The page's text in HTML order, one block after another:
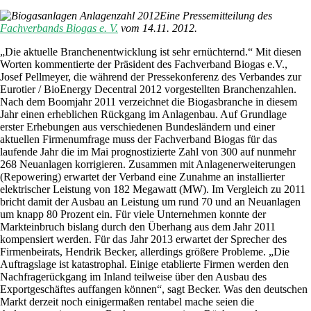
Eine Pressemitteilung des
Fachverbands Biogas e. V. vom 14.11. 2012.
„Die aktuelle Branchenentwicklung ist sehr ernüchternd.“ Mit diesen
Worten kommentierte der Präsident des Fachverband Biogas e.V.,
Josef Pellmeyer, die während der Pressekonferenz des Verbandes zur
Eurotier / BioEnergy Decentral 2012 vorgestellten Branchenzahlen.
Nach dem Boomjahr 2011 verzeichnet die Biogasbranche in diesem
Jahr einen erheblichen Rückgang im Anlagenbau. Auf Grundlage
erster Erhebungen aus verschiedenen Bundesländern und einer
aktuellen Firmenumfrage muss der Fachverband Biogas für das
laufende Jahr die im Mai prognostizierte Zahl von 300 auf nunmehr
268 Neuanlagen korrigieren. Zusammen mit Anlagenerweiterungen
(Repowering) erwartet der Verband eine Zunahme an installierter
elektrischer Leistung von 182 Megawatt (MW). Im Vergleich zu 2011
bricht damit der Ausbau an Leistung um rund 70 und an Neuanlagen
um knapp 80 Prozent ein. Für viele Unternehmen konnte der
Markteinbruch bislang durch den Überhang aus dem Jahr 2011
kompensiert werden. Für das Jahr 2013 erwartet der Sprecher des
Firmenbeirats, Hendrik Becker, allerdings größere Probleme. „Die
Auftragslage ist katastrophal. Einige etablierte Firmen werden den
Nachfragerückgang im Inland teilweise über den Ausbau des
Exportgeschäftes auffangen können“, sagt Becker. Was den deutschen
Markt derzeit noch einigermaßen rentabel mache seien die